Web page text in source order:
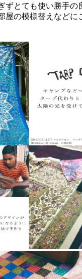
ずとても使い勝手の
屋の模様替えなどに